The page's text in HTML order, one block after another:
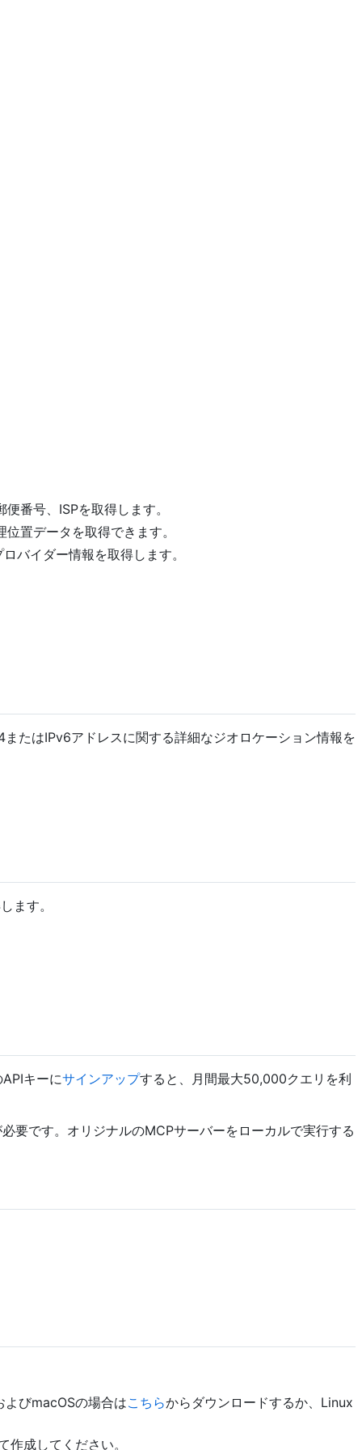
番号、ISPを取得します。
置データを取得できます。
バイダー情報を取得します。
たはIPv6アドレスに関する詳細なジオロケーション情報を
ます。
キーにサインアップすると、月間最大50,000クエリを利
要です。オリジナルのMCPサーバーをローカルで実行する
びmacOSの場合はこちらからダウンロードするか、Linux
作成してください。